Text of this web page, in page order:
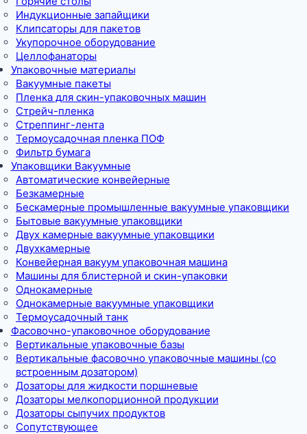
Индукционные запайщики
Клипсаторы для пакетов
Укупорочное оборудование
Целлофанаторы
Упаковочные материалы
Вакуумные пакеты
Пленка для скин-упаковочных машин
Стрейч-пленка
Стреппинг-лента
Термоусадочная пленка ПОФ
Фильтр бумага
Упаковщики Вакуумные
Автоматические конвейерные
Безкамерные
Бескамерные промышленные вакуумные упаковщики
Бытовые вакуумные упаковщики
Двух камерные вакуумные упаковщики
Двухкамерные
Конвейерная вакуум упаковочная машина
Машины для блистерной и скин-упаковки
Однокамерные
Однокамерные вакуумные упаковщики
Термоусадочный танк
Фасовочно-упаковочное оборудование
Вертикальные упаковочные базы
Вертикальные фасовочно упаковочные машины (со
встроенным дозатором)
Дозаторы для жидкости поршневые
Дозаторы мелкопорционной продукции
Дозаторы сыпучих продуктов
Сопутствующее